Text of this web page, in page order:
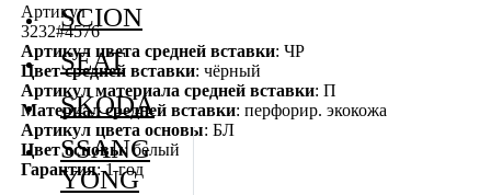
Артикул
3232#4576
Артикул цвета средней вставки: ЧР
Цвет средней вставки: чёрный
Артикул материала средней вставки: П
Материал средней вставки: перфорир. экокожа
Артикул цвета основы: БЛ
Цвет основы: белый
Гарантия: 1 год
SCION
SEAT
SKODA
SSANG
YONG